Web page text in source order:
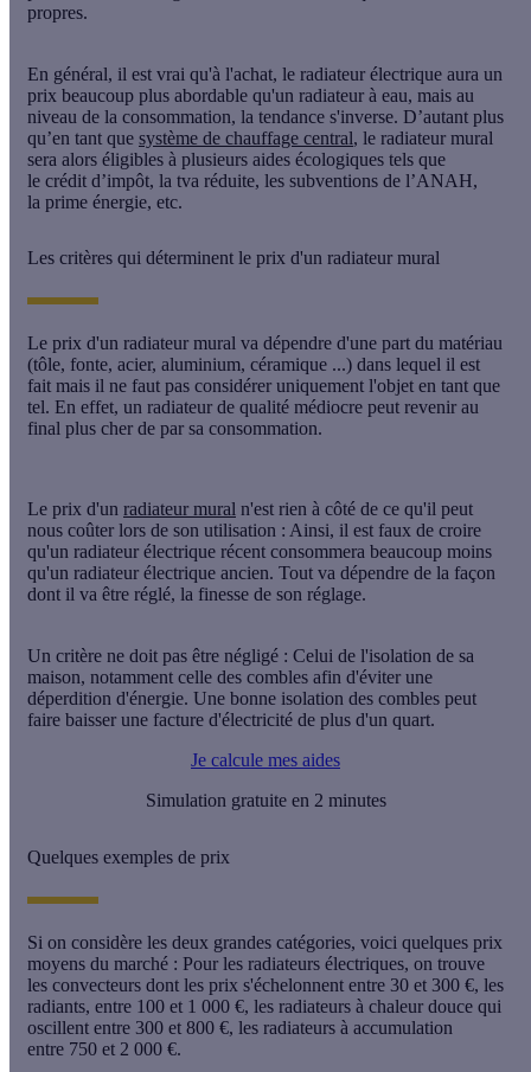
propres.
En général, il est vrai qu'à l'achat, le radiateur électrique aura un
prix beaucoup plus abordable qu'un radiateur à eau, mais au
niveau de la consommation, la tendance s'inverse. D’autant plus
qu’en tant que système de chauffage central, le radiateur mural
sera alors éligibles à plusieurs aides écologiques tels que
le crédit d’impôt, la tva réduite, les subventions de l’ANAH,
la prime énergie, etc.
Les critères qui déterminent le prix d'un radiateur mural
Le prix d'un radiateur mural va dépendre d'une part du matériau
(tôle, fonte, acier, aluminium, céramique ...) dans lequel il est
fait mais il ne faut pas considérer uniquement l'objet en tant que
tel. En effet, un radiateur de qualité médiocre peut revenir au
final plus cher de par sa consommation.
Le prix d'un radiateur mural n'est rien à côté de ce qu'il peut
nous coûter lors de son utilisation : Ainsi, il est faux de croire
qu'un radiateur électrique récent consommera beaucoup moins
qu'un radiateur électrique ancien. Tout va dépendre de la façon
dont il va être réglé, la finesse de son réglage.
Un critère ne doit pas être négligé : Celui de l'isolation de sa
maison, notamment celle des combles afin d'éviter une
déperdition d'énergie. Une bonne isolation des combles peut
faire baisser une facture d'électricité de plus d'un quart.
Je calcule mes aides
Simulation gratuite en 2 minutes
Quelques exemples de prix
Si on considère les deux grandes catégories, voici quelques prix
moyens du marché : Pour les radiateurs électriques, on trouve
les convecteurs dont les prix s'échelonnent entre 30 et 300 €, les
radiants, entre 100 et 1 000 €, les radiateurs à chaleur douce qui
oscillent entre 300 et 800 €, les radiateurs à accumulation
entre 750 et 2 000 €.